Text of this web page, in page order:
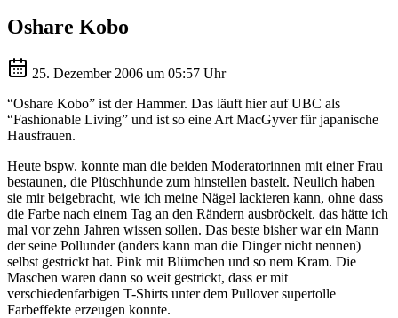
Oshare Kobo
25. Dezember 2006 um 05:57 Uhr
“Oshare Kobo” ist der Hammer. Das läuft hier auf UBC als
“Fashionable Living” und ist so eine Art MacGyver für japanische
Hausfrauen.
Heute bspw. konnte man die beiden Moderatorinnen mit einer Frau
bestaunen, die Plüschhunde zum hinstellen bastelt. Neulich haben
sie mir beigebracht, wie ich meine Nägel lackieren kann, ohne dass
die Farbe nach einem Tag an den Rändern ausbröckelt. das hätte ich
mal vor zehn Jahren wissen sollen. Das beste bisher war ein Mann
der seine Pollunder (anders kann man die Dinger nicht nennen)
selbst gestrickt hat. Pink mit Blümchen und so nem Kram. Die
Maschen waren dann so weit gestrickt, dass er mit
verschiedenfarbigen T-Shirts unter dem Pullover supertolle
Farbeffekte erzeugen konnte.